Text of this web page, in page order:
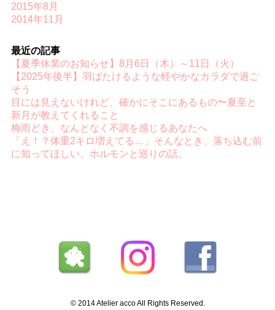
2015年8月
2014年11月
最近の記事
【夏季休業のお知らせ】8月6日（木）～11日（火）
【2025年後半】羽ばたけるような軽やかなカラダで過ご
そう
目には見えないけれど、確かにそこにあるもの〜夏至と
新月が教えてくれること
梅雨どき、なんとなく不調を感じるあなたへ
「え！？体重2キロ増えてる…」そんなとき、落ち込む前
に知ってほしい、ホルモンと巡りの話。
© 2014 Atelier acco All Rights Reserved.